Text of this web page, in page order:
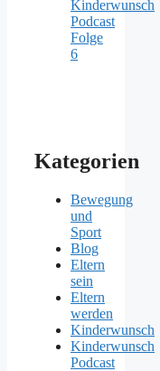
Kinderwunsch
Podcast
Folge
6
Kategorien
Bewegung
und
Sport
Blog
Eltern
sein
Eltern
werden
Kinderwunsch
Kinderwunsch
Podcast